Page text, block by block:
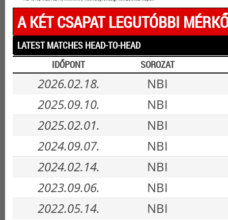
A KÉT CSAPAT LEGUTÓBBI
LATEST MATCHES HEAD-TO-HEAD
IDŐPONT
SOROZAT
2026.02.18.
NBI
2025.09.10.
NBI
2025.02.01.
NBI
2024.09.07.
NBI
2024.02.14.
NBI
2023.09.06.
NBI
2022.05.14.
NBI